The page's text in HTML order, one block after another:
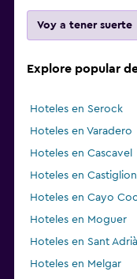
Voy a tener suerte
Explore popular
Hoteles en Serock
Hoteles en Varadero
Hoteles en Cascavel
Hoteles en
Hoteles en Cayo
Hoteles en Moguer
Hoteles en Sant
Hoteles en Melgar